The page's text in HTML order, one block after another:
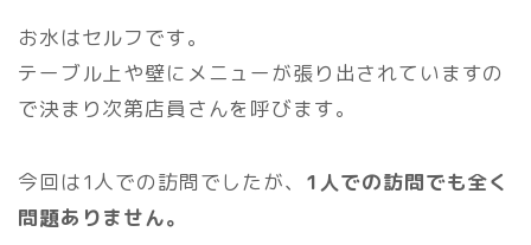
お水はセルフです。
テーブル上や壁にメニューが張り出されていますの
で決まり次第店員さんを呼びます。
今回は1人での訪問でしたが、 1人での訪問でも全く
問題ありません。